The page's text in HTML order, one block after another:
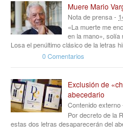
Muere Mario
Nota de prensa -
«La muerte me
en la mano», solía
Losa el penúltimo clásico de la letras
0 Comentarios
Exclusión de
abecedario
Contenido externo
Por decreto de la
estas dos letras desaparecerán del